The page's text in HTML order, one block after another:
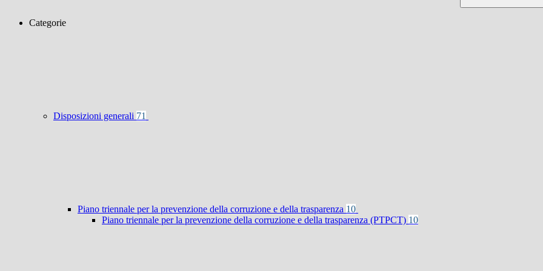
Categorie
Disposizioni generali 71
Piano triennale per la prevenzione della corruzione e della trasparenza 10
Piano triennale per la prevenzione della corruzione e della trasparenza (PTPCT) 10